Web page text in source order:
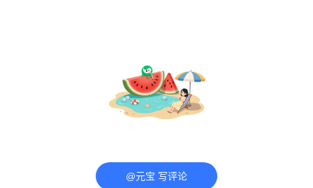
@元宝 写评论